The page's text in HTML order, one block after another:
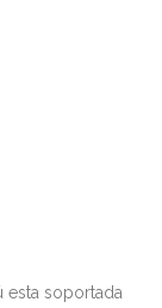
esta soportada